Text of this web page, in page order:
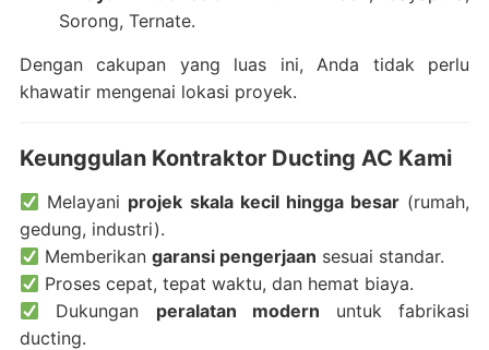
Sorong, Ternate.
Dengan cakupan yang luas ini, Anda tidak perlu
khawatir mengenai lokasi proyek.
Keunggulan Kontraktor Ducting AC Kami
Melayani projek skala kecil hingga besar(rumah,
gedung, industri).
Memberikangaransi pengerjaan sesuai standar.
Proses cepat, tepat waktu, dan hemat biaya.
Dukungan peralatan modern untuk fabrikasi
ducting.